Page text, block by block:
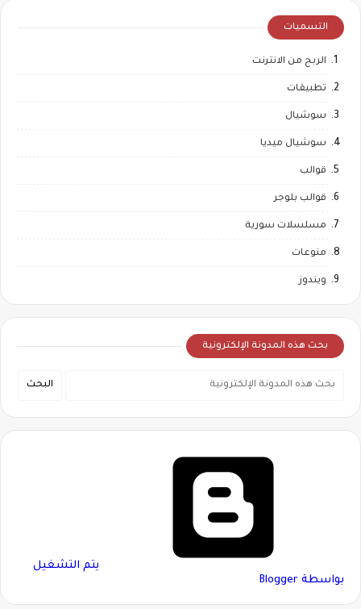
التسميات
الربح من الانترنت
تطبيقات
سوشيال
سوشيال ميديا
قوالب
قوالب بلوجر
مسلسلات سورية
منوعات
ويندوز
بحث هذه المدونة الإلكترونية
‏يتم التشغيل
بواسطة Blogger